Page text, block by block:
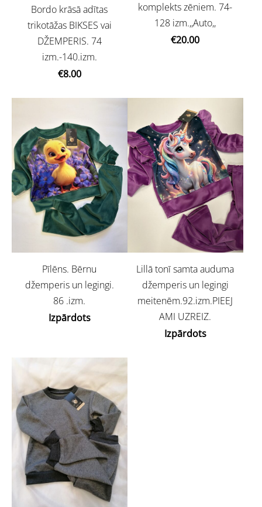
Bordo krāsā adītas
trikotāžas BIKSES vai
DŽEMPERIS. 74
izm.-140.izm.
€8.00
komplekts zēniem. 74-
128 izm.,,Auto,,
€20.00
Pīlēns. Bērnu
džemperis un legingi.
86 .izm.
Izpārdots
Lillā tonī samta auduma
džemperis un legingi
meitenēm.92.izm.PIEEJ
AMI UZREIZ.
Izpārdots